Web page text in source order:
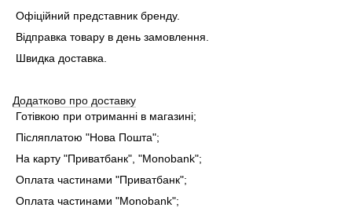
Офіційний представник бренду.
Відправка товару в день замовлення.
Швидка доставка.
Додатково про доставку
Готівкою при отриманні в магазині;
Післяплатою "Нова Пошта";
На карту "Приватбанк", "Monobank";
Оплата частинами "Приватбанк";
Оплата частинами "Monobank";